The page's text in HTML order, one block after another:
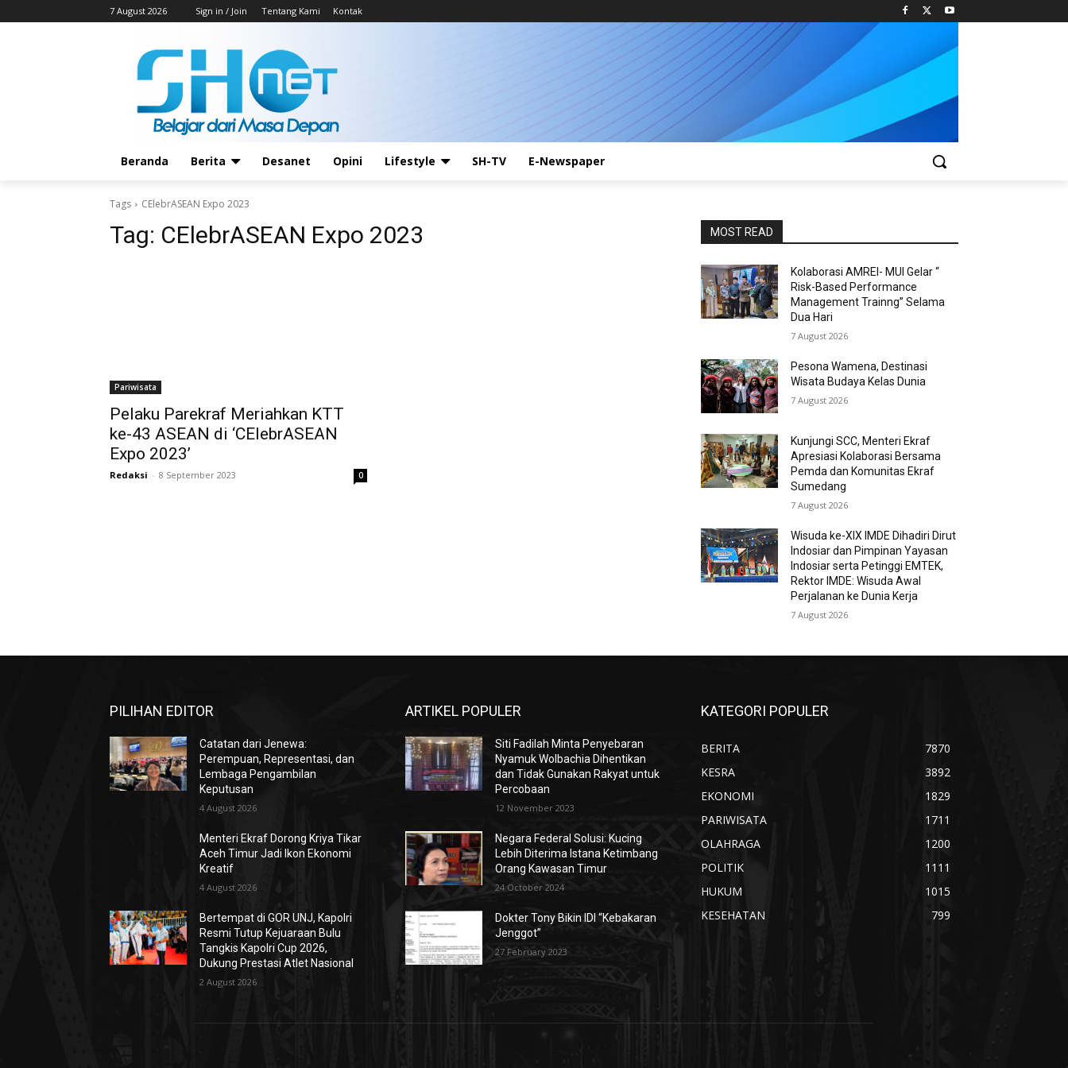
7 August 2026 Sign in / Join Tentang Kami Kontak
Beranda Berita Desanet Opini Lifestyle SH-TV E-Newspaper
Tags CElebrASEAN Expo 2023
Tag: CElebrASEAN Expo 2023
Pariwisata
Pelaku Parekraf Meriahkan KTT
ke-43 ASEAN di ‘CElebrASEAN
Expo 2023’
Redaksi - 8 September 2023 0
MOST READ
Kolaborasi AMREI- MUI Gelar “
Risk-Based Performance
Management Trainng” Selama
Dua Hari
7 August 2026
Pesona Wamena, Destinasi
Wisata Budaya Kelas Dunia
7 August 2026
Kunjungi SCC, Menteri Ekraf
Apresiasi Kolaborasi Bersama
Pemda dan Komunitas Ekraf
Sumedang
7 August 2026
Wisuda ke-XIX IMDE Dihadiri Dirut
Indosiar dan Pimpinan Yayasan
Indosiar serta Petinggi EMTEK,
Rektor IMDE: Wisuda Awal
Perjalanan ke Dunia Kerja
7 August 2026
PILIHAN EDITOR
Catatan dari Jenewa:
Perempuan, Representasi, dan
Lembaga Pengambilan
Keputusan
4 August 2026
Menteri Ekraf Dorong Kriya Tikar
Aceh Timur Jadi Ikon Ekonomi
Kreatif
4 August 2026
Bertempat di GOR UNJ, Kapolri
Resmi Tutup Kejuaraan Bulu
Tangkis Kapolri Cup 2026,
Dukung Prestasi Atlet Nasional
2 August 2026
ARTIKEL POPULER
Siti Fadilah Minta Penyebaran
Nyamuk Wolbachia Dihentikan
dan Tidak Gunakan Rakyat untuk
Percobaan
12 November 2023
Negara Federal Solusi: Kucing
Lebih Diterima Istana Ketimbang
Orang Kawasan Timur
24 October 2024
Dokter Tony Bikin IDI “Kebakaran
Jenggot”
27 February 2023
KATEGORI POPULER
BERITA
7870
KESRA
3892
EKONOMI
1829
PARIWISATA
1711
OLAHRAGA
1200
POLITIK
1111
HUKUM
1015
KESEHATAN
799